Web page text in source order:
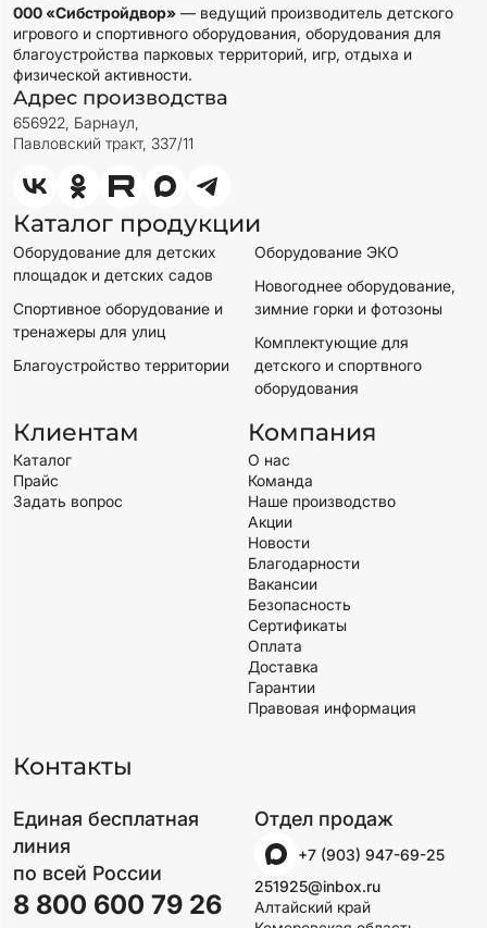
000 «Сибстройдвор» — ведущий производитель детского
игрового и спортивного оборудования, оборудования для
благоустройства парковых территорий, игр, отдыха и
физической активности.
Адрес производства
656922, Барнаул,
Павловский тракт, 337/11
Каталог продукции
Оборудование для детских
площадок и детских садов
Спортивное оборудование и
тренажеры для улиц
Благоустройство территории
Оборудование ЭКО
Новогоднее оборудование,
зимние горки и фотозоны
Комплектующие для
детского и спортвного
оборудования
Клиентам
Каталог
Прайс
Задать вопрос
Компания
О нас
Команда
Наше производство
Акции
Новости
Благодарности
Вакансии
Безопасность
Сертификаты
Оплата
Доставка
Гарантии
Правовая информация
Контакты
Единая бесплатная
линия
по всей России
8 800 600 79 26
Отдел продаж
+7 (903) 947-69-25
251925@inbox.ru
Алтайский край